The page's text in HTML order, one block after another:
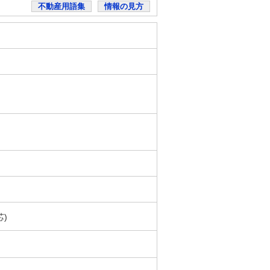
不動産用語集 情報の見方
)